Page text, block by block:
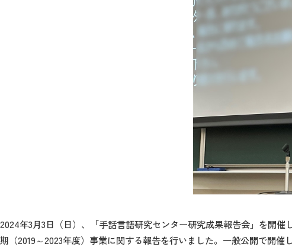
2024年3月3日（日）、「手話言語研究センター研究成果報告会」を開
期（2019～2023年度）事業に関する報告を行いました。一般公開で開催